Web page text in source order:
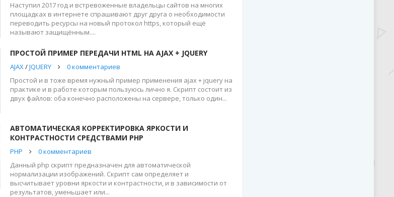
Наступил 2017 год и встревоженные владельцы сайтов на многих
площадках в интернете спрашивают друг друга о необходимости
переводить ресурсы на новый протокол https, который ещё
называют защищённым....
ПРОСТОЙ ПРИМЕР ПЕРЕДАЧИ HTML НА AJAX + JQUERY
AJAX/JQUERY
0 комментариев
Простой и в тоже время нужный пример применения ajax + jquery на
практике и в работе которым пользуюсь лично я. Скрипт состоит из
двух файлов: оба конечно расположены на сервере, только один...
АВТОМАТИЧЕСКАЯ КОРРЕКТИРОВКА ЯРКОСТИ И
КОНТРАСТНОСТИ СРЕДСТВАМИ PHP
PHP
0 комментариев
Данный php скрипт предназначен для автоматической
нормализации изображений. Скрипт сам определяет и
высчитывает уровни яркости и контрастности, и в зависимости от
результатов, уменьшает или...